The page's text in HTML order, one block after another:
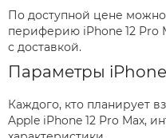
По доступной цене
периферию iPhone 12 Pro
с доставкой.
Параметры iPhone
Каждого, кто планирует
Apple iPhone 12 Pro Max,